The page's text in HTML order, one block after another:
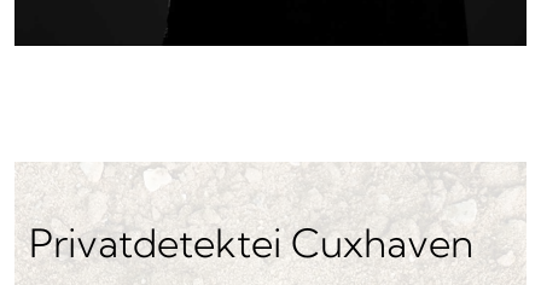
Privatdetektei Cuxhaven